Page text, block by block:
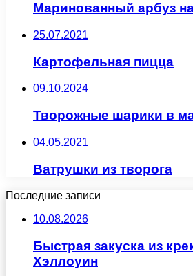
Маринованный арбуз
25.07.2021
Картофельная пицца
09.10.2024
Творожные шарики в
04.05.2021
Ватрушки из творога
Последние записи
10.08.2026
Быстрая закуска из
Хэллоуин